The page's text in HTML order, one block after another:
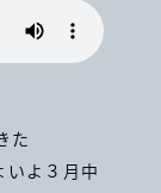
た
いよ３月中